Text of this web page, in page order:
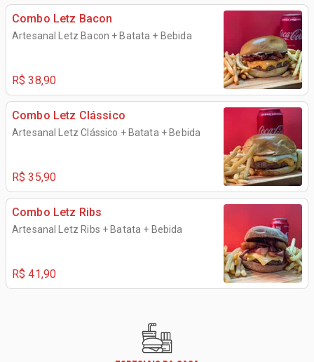
Combo Letz Bacon
Artesanal Letz Bacon + Batata + Bebida
R$ 38,90
Combo Letz Clássico
Artesanal Letz Clássico + Batata + Bebida
R$ 35,90
Combo Letz Ribs
Artesanal Letz Ribs + Batata + Bebida
R$ 41,90